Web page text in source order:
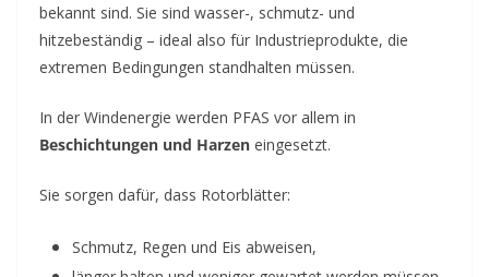
bekannt sind. Sie sind wasser-, schmutz- und
hitzebeständig – ideal also für Industrieprodukte, die
extremen Bedingungen standhalten müssen.
In der Windenergie werden PFAS vor allem in
Beschichtungen und Harzen eingesetzt.
Sie sorgen dafür, dass Rotorblätter:
Schmutz, Regen und Eis abweisen,